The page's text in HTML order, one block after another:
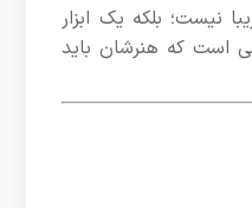
نیست؛ بلکه یک ابزار
است که هنرشان باید